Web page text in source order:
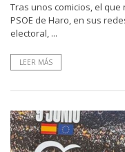
Tras unos comicios, el
PSOE de Haro, en sus
electoral, ...
LEER MÁS